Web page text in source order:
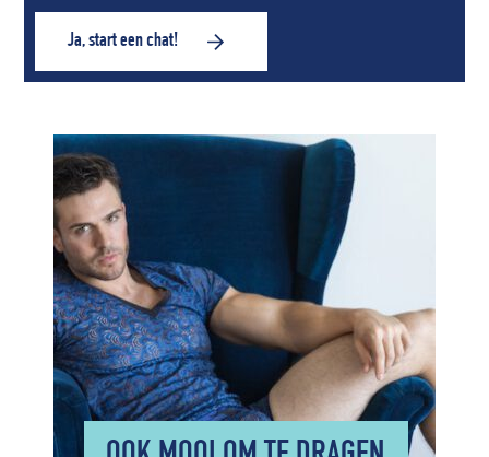
Ja, start een chat!